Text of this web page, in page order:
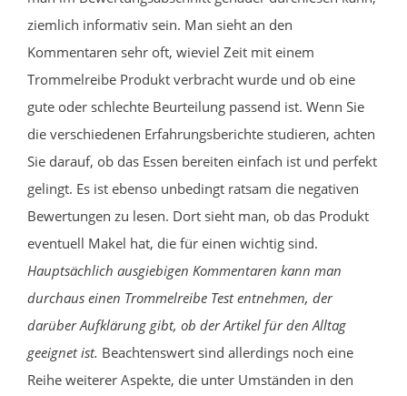
ziemlich informativ sein. Man sieht an den
Kommentaren sehr oft, wieviel Zeit mit einem
Trommelreibe Produkt verbracht wurde und ob eine
gute oder schlechte Beurteilung passend ist. Wenn Sie
die verschiedenen Erfahrungsberichte studieren, achten
Sie darauf, ob das Essen bereiten einfach ist und perfekt
gelingt. Es ist ebenso unbedingt ratsam die negativen
Bewertungen zu lesen. Dort sieht man, ob das Produkt
eventuell Makel hat, die für einen wichtig sind.
Hauptsächlich ausgiebigen Kommentaren kann man
durchaus einen Trommelreibe Test entnehmen, der
darüber Aufklärung gibt, ob der Artikel für den Alltag
geeignet ist. Beachtenswert sind allerdings noch eine
Reihe weiterer Aspekte, die unter Umständen in den